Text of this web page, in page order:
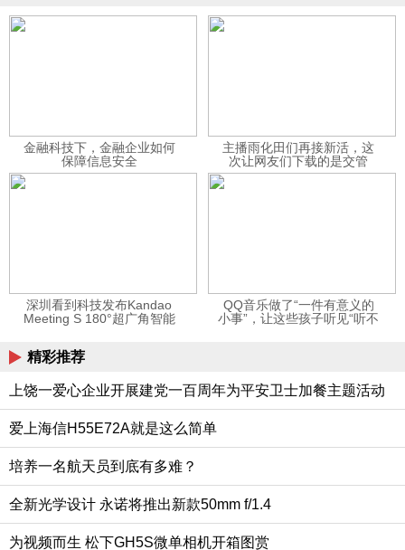
金融科技下，金融企业如何
保障信息安全
主播雨化田们再接新活，这
次让网友们下载的是交管
12123APP
深圳看到科技发布Kandao
Meeting S 180°超广角智能
QQ音乐做了“一件有意义的
小事”，让这些孩子听见“听不
精彩推荐
上饶一爱心企业开展建党一百周年为平安卫士加餐主题活动
爱上海信H55E72A就是这么简单
培养一名航天员到底有多难？
全新光学设计 永诺将推出新款50mm f/1.4
为视频而生 松下GH5S微单相机开箱图赏